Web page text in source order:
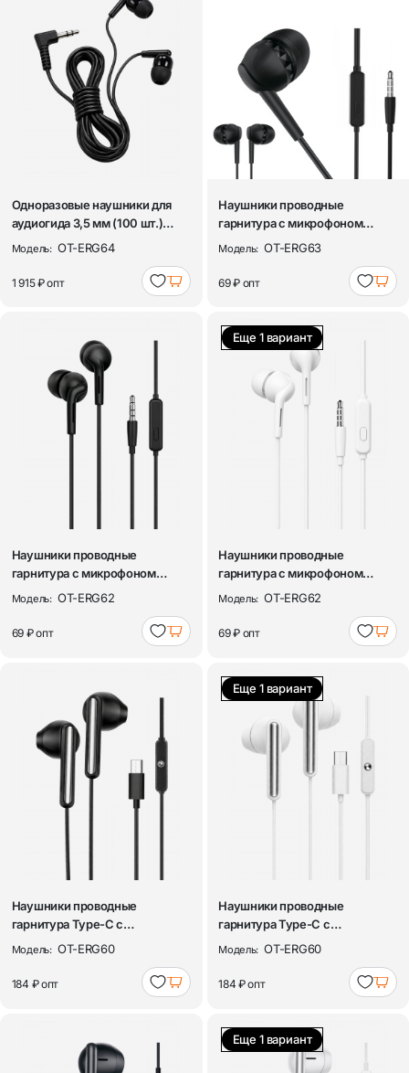
Одноразовые наушники для
аудиогида 3,5 мм (100 шт.)
Орбита O...
Модель: OT-ERG64
1 915 ₽опт
Наушники проводные
гарнитура с микрофоном
Орбита OT-ERG63 Че...
Модель: OT-ERG63
69 ₽ опт
Наушники проводные
гарнитура с микрофоном
Орбита OT-ERG62 Че...
Модель: OT-ERG62
69 ₽опт
Еще 1 вариант
Наушники проводные
гарнитура с микрофоном
Орбита OT-ERG62 Бе...
Модель: OT-ERG62
69 ₽ опт
Наушники проводные
гарнитура Type-C с
микрофоном Орбита OT-E...
Модель: OT-ERG60
184 ₽опт
Еще 1 вариант
Наушники проводные
гарнитура Type-C с
микрофоном Орбита OT-E...
Модель: OT-ERG60
184 ₽опт
Еще 1 вариант